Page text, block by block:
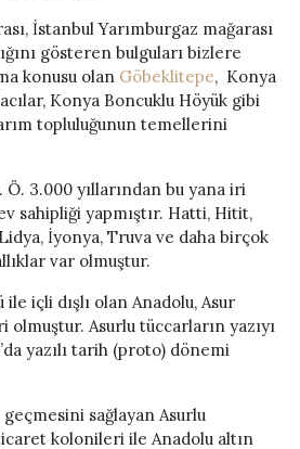
İstanbul Yarımburgaz mağarası
gösteren bulguları bizlere
konusu olan Göbeklitepe, Konya
Konya Boncuklu Höyük gibi
topluluğunun temellerini
3.000 yıllarından bu yana iri
sahipliği yapmıştır. Hatti, Hitit,
İyonya, Truva ve daha birçok
var olmuştur.
içli dışlı olan Anadolu, Asur
Asurlu tüccarların yazıyı
yazılı tarih (proto) dönemi
sağlayan Asurlu
kolonileri ile Anadolu altın